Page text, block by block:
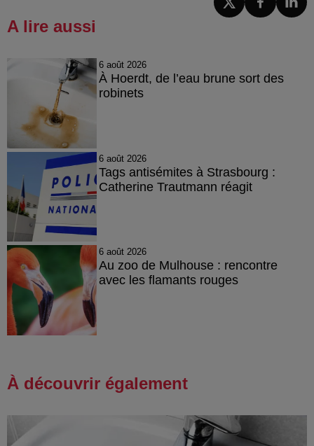
A lire aussi
6 août 2026
À Hoerdt, de l’eau brune sort des
robinets
6 août 2026
Tags antisémites à Strasbourg :
Catherine Trautmann réagit
6 août 2026
Au zoo de Mulhouse : rencontre
avec les flamants rouges
À découvrir également